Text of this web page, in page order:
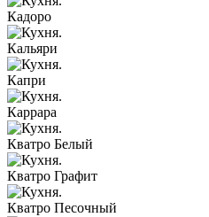
Кадоро
Кальяри
Капри
Каррара
Кватро Белый
Кватро Графит
Кватро Песочный